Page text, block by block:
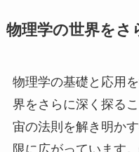
物理学の世界をさ
物理学の基礎と応用
界をさらに深く探る
宙の法則を解き明か